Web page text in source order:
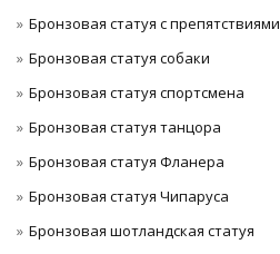
Бронзовая статуя с препятствиями
Бронзовая статуя собаки
Бронзовая статуя спортсмена
Бронзовая статуя танцора
Бронзовая статуя Фланера
Бронзовая статуя Чипаруса
Бронзовая шотландская статуя